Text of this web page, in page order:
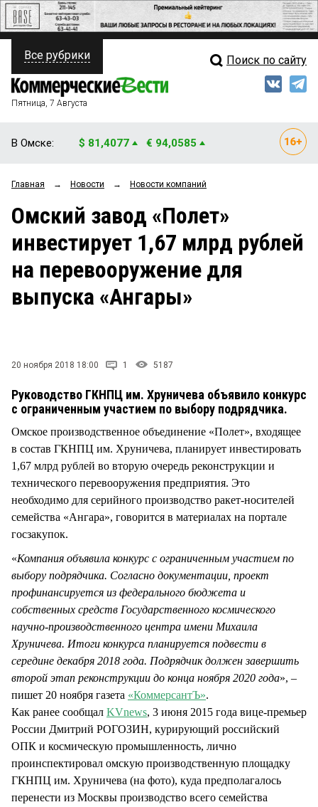
ПОЛИТИКА
ФИНАНСЫ
ОБЩЕСТВО
ЗАКОН
НОВОСТИ КОМПАНИЙ
Свежий выпуск
Мнения
Рейтинги
Блоги
Архив
Все рубрики Поиск по сайту
Пятница, 7 Августа
В Омске: $ 81,4077 € 94,0585
Главная → Новости → Новости компаний
Омский завод «Полет»
инвестирует 1,67 млрд рублей
на перевооружение для
выпуска «Ангары»
20 ноября 2018 18:00 1 5187
Руководство ГКНПЦ им. Хруничева объявило конкурс
с ограниченным участием по выбору подрядчика.
Омское производственное объединение «Полет», входящее
в состав ГКНПЦ им. Хруничева, планирует инвестировать
1,67 млрд рублей во вторую очередь реконструкции и
технического перевооружения предприятия. Это
необходимо для серийного производство ракет-носителей
семейства «Ангара», говорится в материалах на портале
госзакупок.
«Компания объявила конкурс с ограниченным участием по
выбору подрядчика. Согласно документации, проект
профинансируется из федерального бюджета и
собственных средств Государственного космического
научно-производственного центра имени Михаила
Хруничева. Итоги конкурса планируется подвести в
середине декабря 2018 года. Подрядчик должен завершить
второй этап реконструкции до конца ноября 2020 года», –
пишет 20 ноября газета «КоммерсантЪ».
Как ранее сообщал KVnews, 3 июня 2015 года вице-премьер
России Дмитрий РОГОЗИН, курирующий российский
ОПК и космическую промышленность, лично
проинспектировал омскую производственную площадку
ГКНПЦ им. Хруничева (на фото), куда предполагалось
перенести из Москвы производство всего семейства